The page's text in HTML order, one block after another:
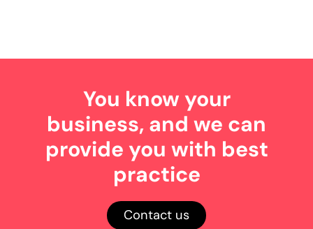
You know your
business, and we can
provide you with best
practice
Contact us